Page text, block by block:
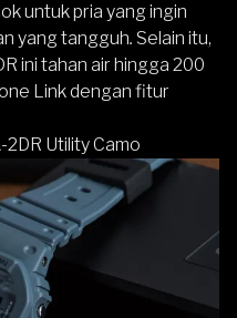
untuk pria yang ingin
yang tangguh. Selain itu,
ini tahan air hingga 200
Link dengan fitur
Utility Camo